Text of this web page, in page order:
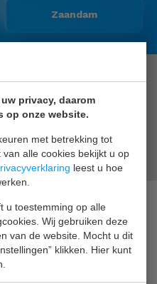
privacy, daarom
op onze website.
met betrekking tot
alle cookies bekijkt u op
leest u hoe
u toestemming op alle
Wij gebruiken deze
van de website. Mocht u dit
klikken. Hier kunt
Zaandam
'Ik ga akkoord'.
wijzigen
en informatie over